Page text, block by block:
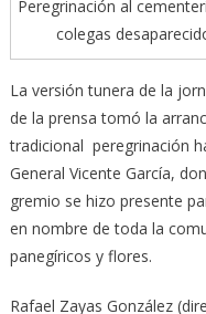
Peregrinación al
colegas
La versión tunera de la
de la prensa tomó la
tradicional peregrinación
General Vicente García,
gremio se hizo presente
en nombre de toda la
panegíricos y flores.
Rafael Zayas González